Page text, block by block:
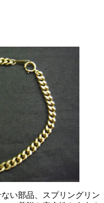
い部品、スプリングリン